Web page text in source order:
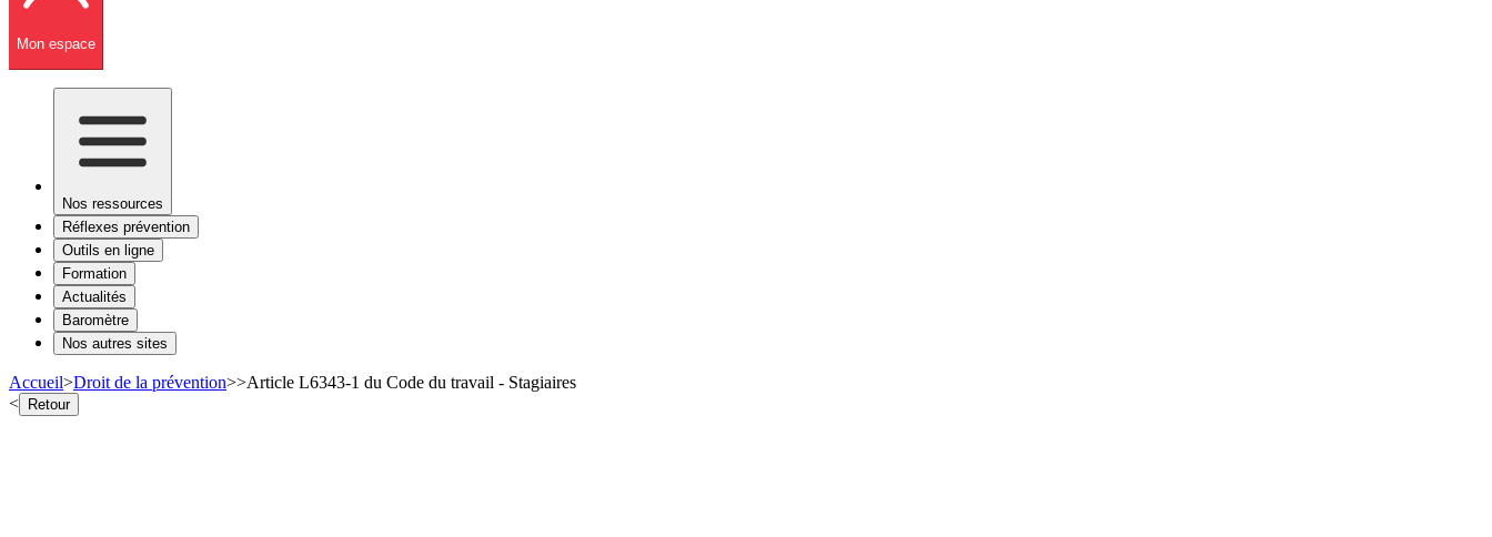
Mon espace
Nos ressources
Réflexes prévention
Outils en ligne
Formation
Actualités
Baromètre
Nos autres sites
Accueil>Droit de la prévention>>Article L6343-1 du Code du travail - Stagiaires
< Retour